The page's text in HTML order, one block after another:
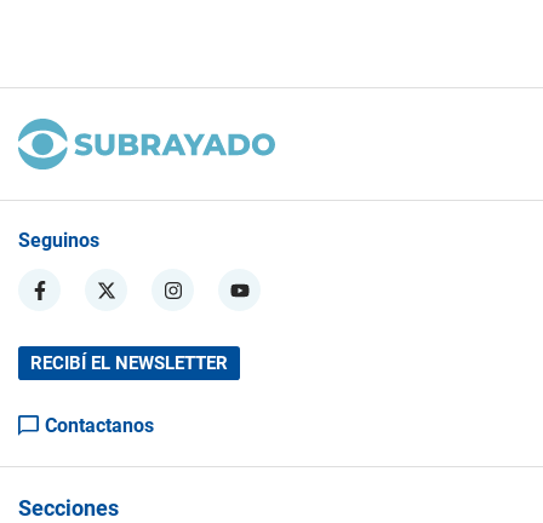
Seguinos
RECIBÍ EL NEWSLETTER
Contactanos
Secciones